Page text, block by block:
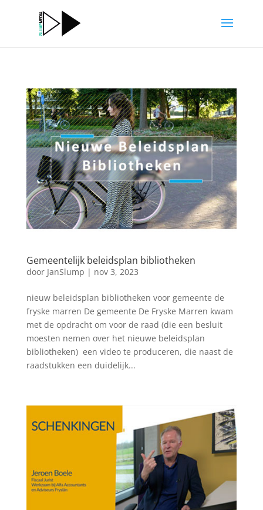
Gemeentelijk beleidsplan bibliotheken
door JanSlump | nov 3, 2023
nieuw beleidsplan bibliotheken voor gemeente de
fryske marren De gemeente De Fryske Marren kwam
met de opdracht om voor de raad (die een besluit
moesten nemen over het nieuwe beleidsplan
bibliotheken) een video te produceren, die naast de
raadstukken een duidelijk...